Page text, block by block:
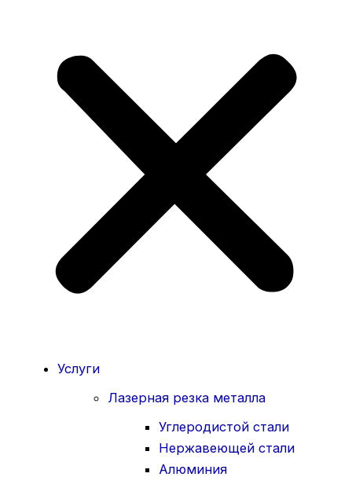
Услуги
Лазерная резка металла
Углеродистой стали
Нержавеющей стали
Алюминия